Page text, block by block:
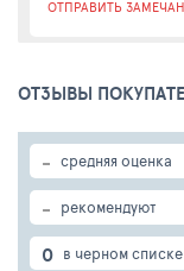
ОТПРАВИТЬ
ОТЗЫВЫ
- средняя оценка
- рекомендуют
0 в черном списке